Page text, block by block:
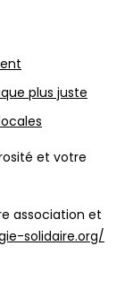
plus juste
et votre
association et
solidaire.org/